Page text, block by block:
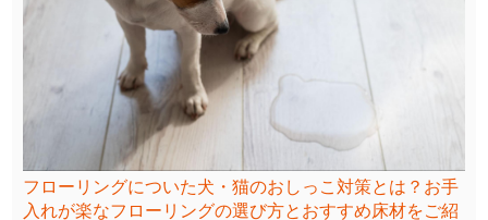
フローリングについた犬・猫のおしっこ対策とは？お手
入れが楽なフローリングの選び方とおすすめ床材をご紹